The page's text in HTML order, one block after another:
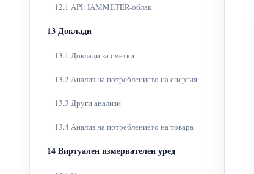
12.1 API: IAMMETER-облак
13 Доклади
13.1 Доклади за сметки
13.2 Анализ на потреблението на енергия
13.3 Други анализи
13.4 Анализ на потреблението на товара
14 Виртуален измервателен уред